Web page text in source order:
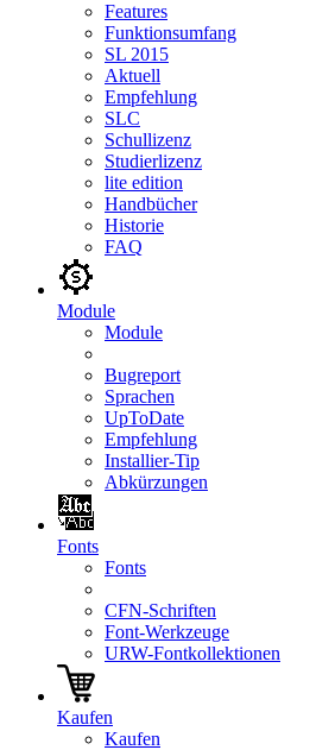
Features
Funktionsumfang
SL 2015
Aktuell
Empfehlung
SLC
Schullizenz
Studierlizenz
lite edition
Handbücher
Historie
FAQ
Module
Module
Bugreport
Sprachen
UpToDate
Empfehlung
Installier-Tip
Abkürzungen
Fonts
Fonts
CFN-Schriften
Font-Werkzeuge
URW-Fontkollektionen
Kaufen
Kaufen